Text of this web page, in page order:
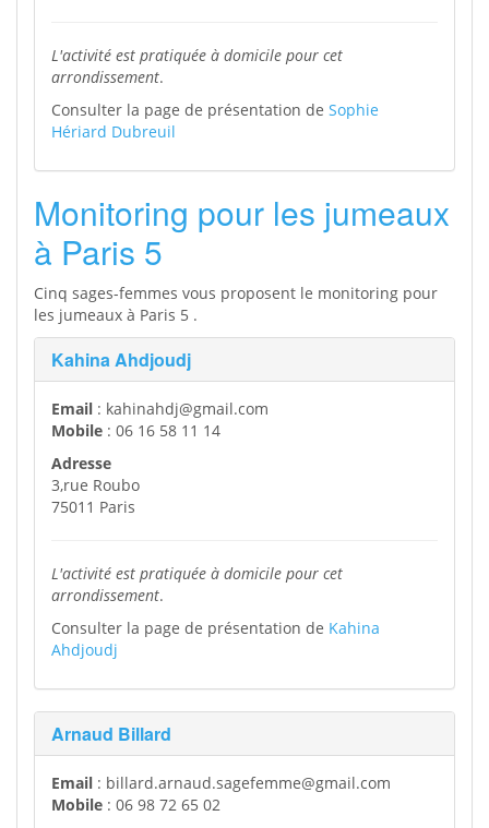
L'activité est pratiquée à domicile pour cet
arrondissement.
Consulter la page de présentation de Sophie
Hériard Dubreuil
Monitoring pour les jumeaux
à Paris 5
Cinq sages-femmes vous proposent le monitoring pour
les jumeaux à Paris 5 .
Kahina Ahdjoudj
Email : kahinahdj@gmail.com
Mobile : 06 16 58 11 14
Adresse
3,rue Roubo
75011 Paris
L'activité est pratiquée à domicile pour cet
arrondissement.
Consulter la page de présentation de Kahina
Ahdjoudj
Arnaud Billard
Email : billard.arnaud.sagefemme@gmail.com
Mobile : 06 98 72 65 02